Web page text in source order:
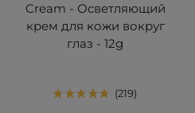
Cream - Осветляющий
крем для кожи вокруг
глаз - 12g
219